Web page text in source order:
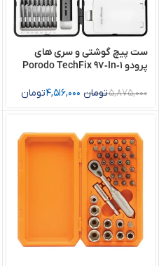
ست پیچ گوشتی و سری های
پرودو Porodo TechFix 97‑In‑1
5,875,000تومان 4,516,000تومان